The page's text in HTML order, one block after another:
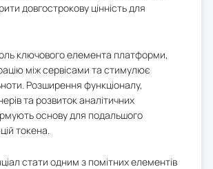
довгострокову цінність для
ключового елемента платформи,
між сервісами та стимулює
Розширення функціоналу,
та розвиток аналітичних
основу для подальшого
токена.
стати одним з помітних елементів